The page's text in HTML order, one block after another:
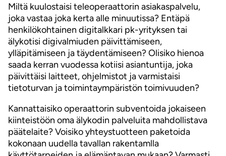
Miltä kuulostaisi teleoperaattorin asiakaspalvelu,
joka vastaa joka kerta alle minuutissa? Entäpä
henkilökohtainen digitalkkari pk-yrityksen tai
älykotisi digivalmiuden päivittämiseen,
ylläpitämiseen ja täydentämiseen? Olisiko hienoa
saada kerran vuodessa kotiisi asiantuntija, joka
päivittäisi laitteet, ohjelmistot ja varmistaisi
tietoturvan ja toimintaympäristön toimivuuden?
Kannattaisiko operaattorin subventoida jokaiseen
kiinteistöön oma älykodin palveluita mahdollistava
päätelaite? Voisiko yhteystuotteen paketoida
kokonaan uudella tavallan rakentamlla